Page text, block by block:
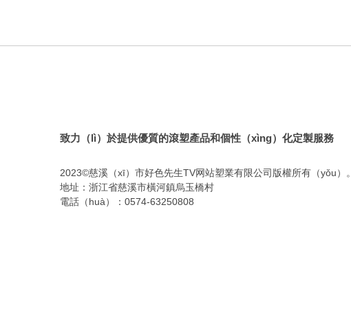
致力（lì）於提供優質的滾塑產品和個性（xìng）化定製服務
2023©慈溪（xī）市好色先生TV网站塑業有限公司版權所有（yǒu）。
地址：浙江省慈溪市橫河鎮烏玉橋村
電話（huà）：0574-63250808